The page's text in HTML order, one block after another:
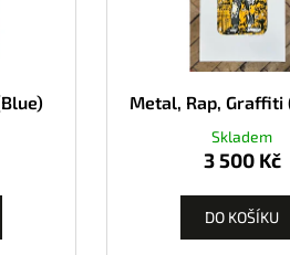
Metal, Rap, Graffiti
Skladem
3 500 Kč
DO KOŠÍKU